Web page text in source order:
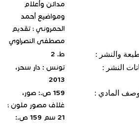
مدائن وأعلام
ومواضيع أحمد
الحمروني ؛ تقديم
مصطفى النصراوي
والنشر :
ط. 2
النشر :
تونس : دار سحر،
2013
المادي :
159 ص.: صور،
غلاف مصور ملون ؛
21 سم 159 ص.: